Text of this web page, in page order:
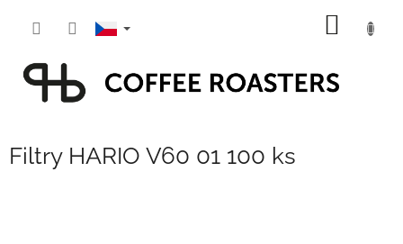
Filtry HARIO V60 01 100 ks